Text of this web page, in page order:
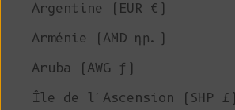
Argentine (EUR €)
Arménie (AMD դր.)
Aruba (AWG ƒ)
Île de l'Ascension (SHP £)